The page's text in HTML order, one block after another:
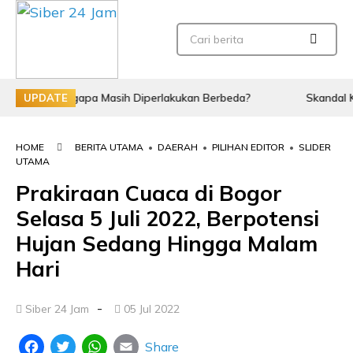
UPDATEMasih Diperlakukan Berbeda? Skandal Korupsi
HOME BERITA UTAMA • DAERAH • PILIHAN EDITOR • SLIDER
UTAMA
Prakiraan Cuaca di Bogor
Selasa 5 Juli 2022, Berpotensi
Hujan Sedang Hingga Malam
Hari
Siber 24 Jam - 05 Jul 2022
FacebookTwitterWhatsApp
Email
Share